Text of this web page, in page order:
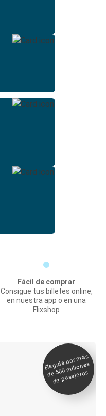
Fácil de comprar
Consigue tus billetes online,
en nuestra app o en una
Flixshop
Elegida por
más
de 500
millones
de pasajeros